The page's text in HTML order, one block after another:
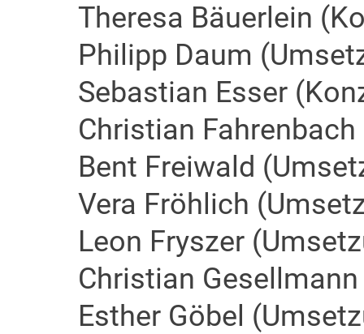
Theresa Bäuerlein
Philipp Daum
Sebastian Esser
Christian
Bent Freiwald
Vera Fröhlich
Leon Fryszer
Christian
Esther Göbel